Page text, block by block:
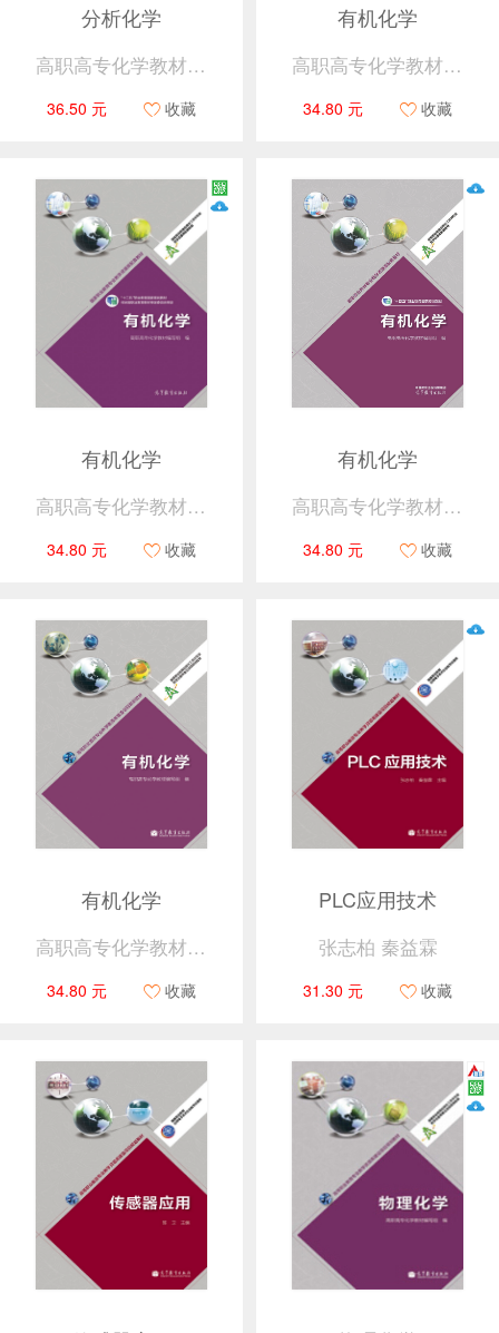
分析化学
高职高专化学教材编写组
36.50 元 收藏
有机化学
高职高专化学教材编写组
34.80 元 收藏
有机化学
高职高专化学教材编写组
34.80 元 收藏
有机化学
高职高专化学教材编写组
34.80 元 收藏
有机化学
高职高专化学教材编写组
34.80 元 收藏
PLC应用技术
张志柏 秦益霖
31.30 元 收藏